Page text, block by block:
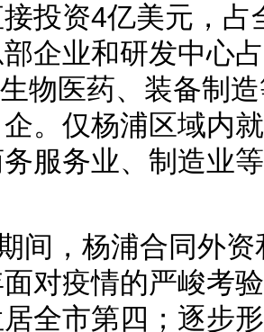
投资4亿美元，
部企业和研发中心
物医药、装备制
。仅杨浦区域内
服务业、制造业
间，杨浦合同外
对疫情的严峻考
全市第四；逐步